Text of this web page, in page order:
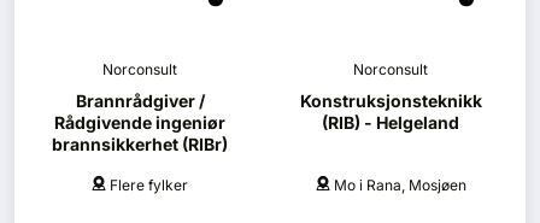
Norconsult
Brannrådgiver /
Rådgivende ingeniør
brannsikkerhet (RIBr)
Flere fylker
Norconsult
Konstruksjonsteknikk
(RIB) - Helgeland
Mo i Rana, Mosjøen